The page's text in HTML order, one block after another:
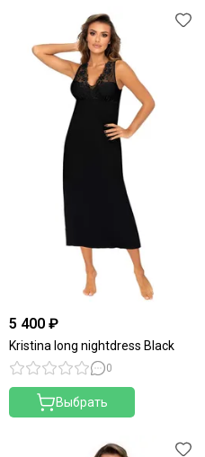
5 400 ₽
Kristina long nightdress Black
0
Выбрать